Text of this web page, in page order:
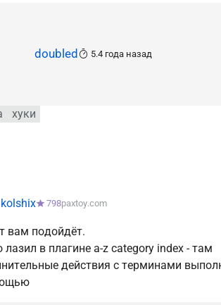
doubled 5.4 года назад
хуки
kolshix 798paxtoy.com
вам подойдёт.
лазил в плагине a-z category index - там
действия с терминами